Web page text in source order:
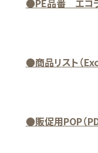
●PE品番 エコラ
●商品リスト（
●販促用POP（